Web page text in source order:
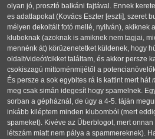
olyan jó, prosztó balkáni fajtával. Ennek
es adatlapokat (Kovács Eszter [eszti], szeret
mélyen dekoltált fotó mellé, nyilván), akiknek
kluboknak (azoknak is amiknek nem tagjai,
mennénk át) körüzenetetket küldenek, hogy
oldalt/videót/cikket találtam, és akkor persze
csokiszagú mittoménmijétől a
És persze a sok egybites rá is kattint mert hát
meg csak simán idegesít hogy spamelnek.
sorban a gépháznál, de úgy a 4-5. táján
inkább kiléptem minden klubomból (mert
spameket). Kivéve az Überblogot, mert
létszám miatt nem pálya a spammereknek).